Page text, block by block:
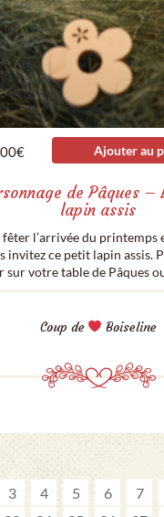
€ Ajouter au
de Pâques
lapin assis
l’arrivée du printemps
invitez ce petit lapin assis.
sur votre table de Pâques
Coup de Boiseline
3 4 5 6 7